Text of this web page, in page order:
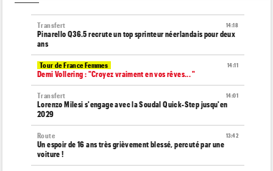
14:18
Transfert
Pinarello Q36.5 recrute un top sprinteur néerlandais pour deux
ans
14:11
Tour de France Femmes
Demi Vollering : "Croyez vraiment en vos rêves... "
14:01
Transfert
Lorenzo Milesi s'engage avec la Soudal Quick-Step jusqu'en
2029
13:42
Route
Un espoir de 16 ans très grièvement blessé, percuté par une
voiture !